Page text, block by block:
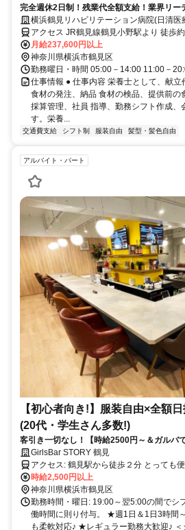
完全週休2日制！残業代全額支給！業界リー
ませんか？！
横浜鶴見リハビリテーション病院(日清
アクセス JR鶴見線鶴見小野駅より 徒歩
月給237,600円以上
神奈川県横浜市鶴見区
勤務曜日・時間 05:00－14:00 11:00－
仕事情報 ● 仕事内容 栄養士として、献立
食材の発注、納品 食材の検品、提供前の
採算管理、社員 指導、勤務シフト作成、
す。栄養...
交通費支給 シフト制 服装自由 髪型・髪色自由
アルバイト・パート
【初心者向き!】服装自由×全額
(20代・学生さん多数!)
客引き一切なし！【時給2500円～＆ガルバ
全額！】大手グループなので安心／綺麗な
GirlsBar STORY 鶴見
アクセス: 鶴見駅から徒歩２分 とっても便利な場所です♡ ［京浜東北
線］［鶴見線］［京急本線］が使えて アク
に、新丸子駅・武蔵小杉駅・元住吉駅 日
菊名駅 妙蓮寺駅・白楽駅・東白楽駅・反
駅からも 通いやすいから安心です♪ ꘎
♡━━━━━━━━━━━━━━━♡꘎
時給2,500円以上
神奈川県横浜市鶴見区
勤務時間・曜日: 19:00～翌5:00の間で
働時間に則り付与。 ★週1日＆1日3時間
も柔軟対応♪ ★レギュラー勤務大歓迎♪ ＜